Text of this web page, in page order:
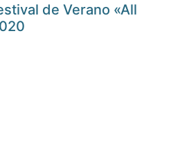
de Verano «All